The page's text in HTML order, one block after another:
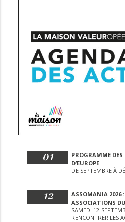
01
PROGRAMME
D’EUROPE
DE SEPTEMBRE À
12
ASSOMANIA 2026 :
ASSOCIATIONS
SAMEDI 12
RENCONTRER LES